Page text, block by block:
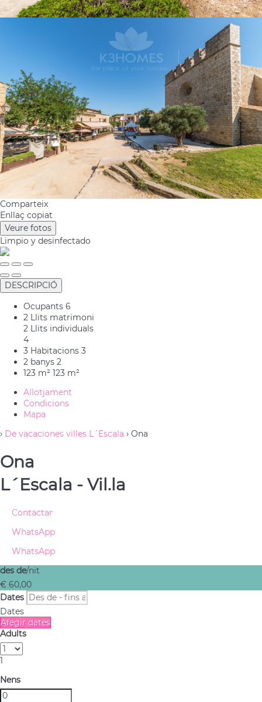
Comparteix
Enllaç copiat
Veure fotos
Limpio y desinfectado
DESCRIPCIÓ
Ocupants 6
2 Llits matrimoni
2 Llits individuals
4
3 Habitacions 3
2 banys 2
123 m² 123 m²
Allotjament
Condicions
Mapa
› De vacaciones villes L´Escala › Ona
Ona
L´Escala - Vil.la
Contactar
WhatsApp
WhatsApp
des de/nit
€ 60,00
Dates
Dates
Afegir dates
Adults
1
Nens